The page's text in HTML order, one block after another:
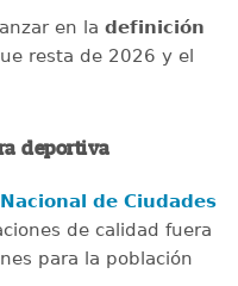
en la definición
resta de 2026 y el
deportiva
de Ciudades
de calidad fuera
para la población